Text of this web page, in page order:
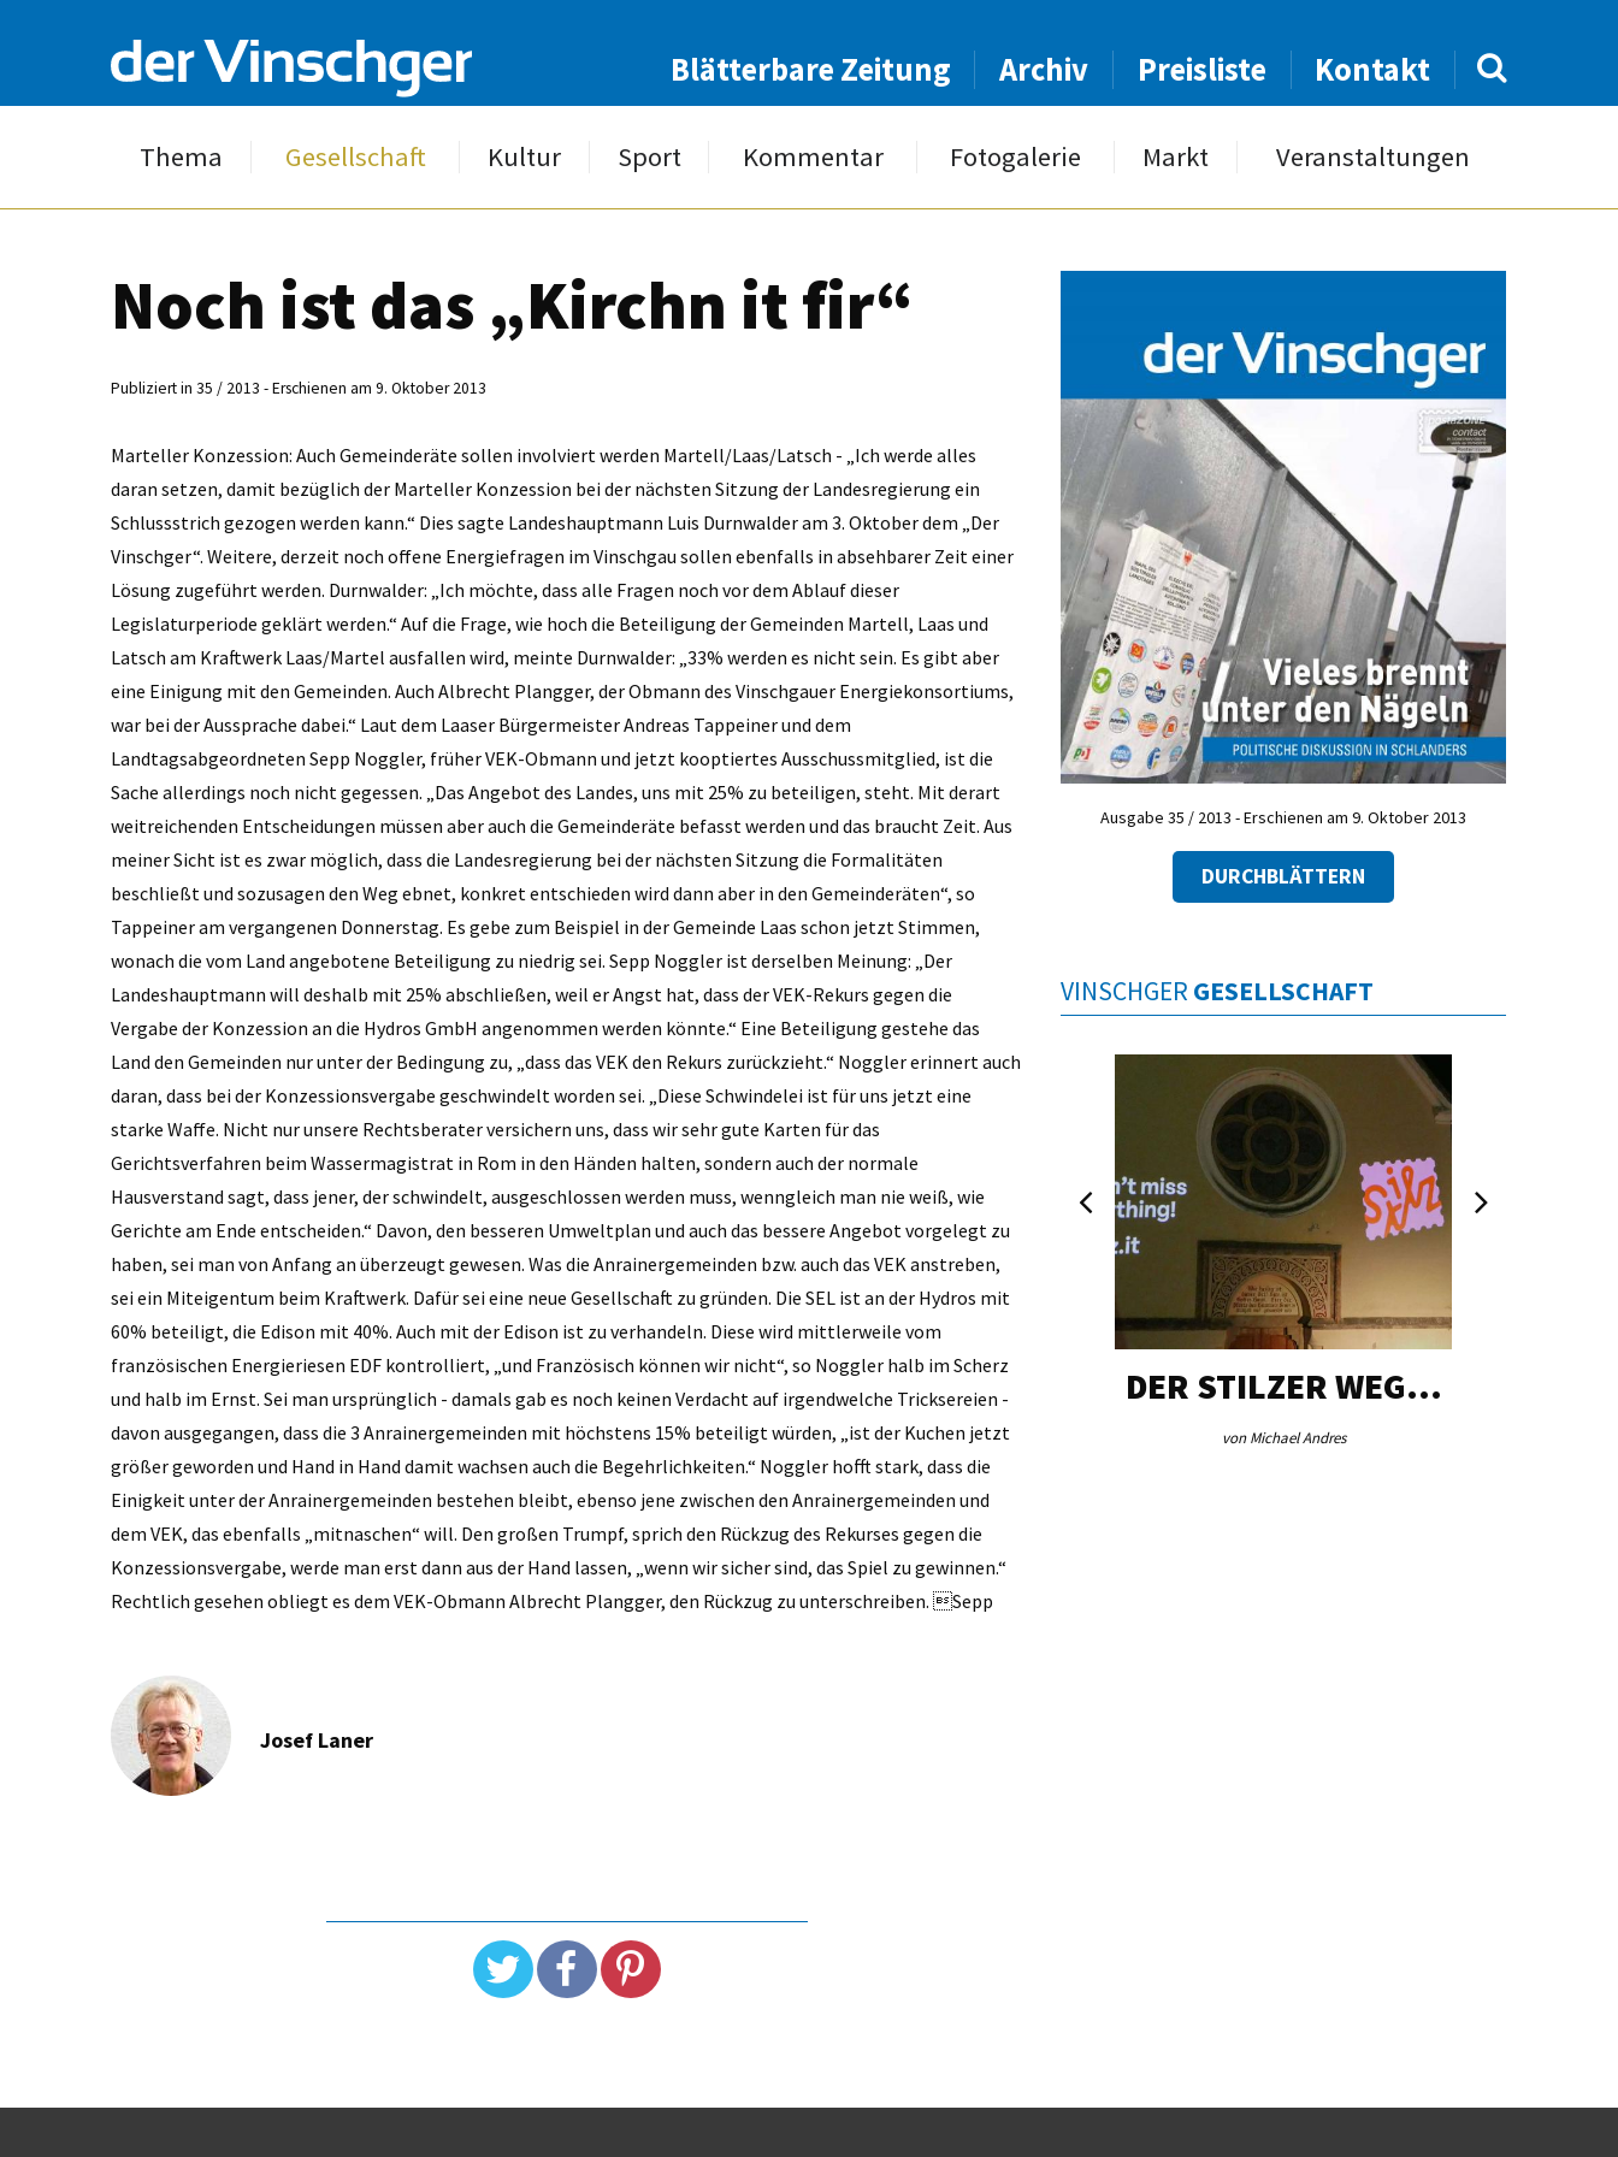
Blätterbare Zeitung Archiv Preisliste Kontakt
Thema Gesellschaft Kultur Sport Kommentar Fotogalerie Markt Veranstaltungen
Noch ist das „Kirchn it fir“
Publiziert in 35 / 2013 - Erschienen am 9. Oktober 2013
Marteller Konzession: Auch Gemeinderäte sollen involviert werden Martell/Laas/Latsch - „Ich werde alles
daran setzen, damit bezüglich der Marteller Konzession bei der nächsten Sitzung der Landesregierung ein
Schlussstrich gezogen werden kann.“ Dies sagte Landeshauptmann Luis Durnwalder am 3. Oktober dem „Der
Vinschger“. Weitere, derzeit noch offene Energiefragen im Vinschgau sollen ebenfalls in absehbarer Zeit einer
Lösung zugeführt werden. Durnwalder: „Ich möchte, dass alle Fragen noch vor dem Ablauf dieser
Legislaturperiode geklärt werden.“ Auf die Frage, wie hoch die Beteiligung der Gemeinden Martell, Laas und
Latsch am Kraftwerk Laas/Martel ausfallen wird, meinte Durnwalder: „33% werden es nicht sein. Es gibt aber
eine Einigung mit den Gemeinden. Auch Albrecht Plangger, der Obmann des Vinschgauer Energiekonsortiums,
war bei der Aussprache dabei.“ Laut dem Laaser Bürgermeister Andreas Tappeiner und dem
Landtagsabgeordneten Sepp Noggler, früher VEK-Obmann und jetzt kooptiertes Ausschussmitglied, ist die
Sache allerdings noch nicht gegessen. „Das Angebot des Landes, uns mit 25% zu beteiligen, steht. Mit derart
weitreichenden Entscheidungen müssen aber auch die Gemeinderäte befasst werden und das braucht Zeit. Aus
meiner Sicht ist es zwar möglich, dass die Landesregierung bei der nächsten Sitzung die Formalitäten
beschließt und sozusagen den Weg ebnet, konkret entschieden wird dann aber in den Gemeinderäten“, so
Tappeiner am vergangenen Donnerstag. Es gebe zum Beispiel in der Gemeinde Laas schon jetzt Stimmen,
wonach die vom Land angebotene Beteiligung zu niedrig sei. Sepp Noggler ist derselben Meinung: „Der
Landeshauptmann will deshalb mit 25% abschließen, weil er Angst hat, dass der VEK-Rekurs gegen die
Vergabe der Konzession an die Hydros GmbH angenommen werden könnte.“ Eine Beteiligung gestehe das
Land den Gemeinden nur unter der Bedingung zu, „dass das VEK den Rekurs zurückzieht.“ Noggler erinnert auch
daran, dass bei der Konzessionsvergabe geschwindelt worden sei. „Diese Schwindelei ist für uns jetzt eine
starke Waffe. Nicht nur unsere Rechtsberater versichern uns, dass wir sehr gute Karten für das
Gerichtsverfahren beim Wassermagistrat in Rom in den Händen halten, sondern auch der normale
Hausverstand sagt, dass jener, der schwindelt, ausgeschlossen werden muss, wenngleich man nie weiß, wie
Gerichte am Ende entscheiden.“ Davon, den besseren Umweltplan und auch das bessere Angebot vorgelegt zu
haben, sei man von Anfang an überzeugt gewesen. Was die Anrainergemeinden bzw. auch das VEK anstreben,
sei ein Miteigentum beim Kraftwerk. Dafür sei eine neue Gesellschaft zu gründen. Die SEL ist an der Hydros mit
60% beteiligt, die Edison mit 40%. Auch mit der Edison ist zu verhandeln. Diese wird mittlerweile vom
französischen Energieriesen EDF kontrolliert, „und Französisch können wir nicht“, so Noggler halb im Scherz
und halb im Ernst. Sei man ursprünglich - damals gab es noch keinen Verdacht auf ­irgendwelche Tricksereien -
davon ausgegangen, dass die 3 Anrainer­gemeinden mit höchstens 15% beteiligt würden, „ist der Kuchen jetzt
größer geworden und Hand in Hand damit wachsen auch die Begehrlichkeiten.“ Noggler hofft stark, dass die
Einigkeit unter der Anrainergemeinden bestehen bleibt, ebenso jene zwischen den Anrainergemeinden und
dem VEK, das ebenfalls „mitnaschen“ will. Den großen Trumpf, sprich den Rückzug des Rekurses gegen die
Konzessionsvergabe, werde man erst dann aus der Hand lassen, „wenn wir sicher sind, das Spiel zu gewinnen.“
Rechtlich gesehen obliegt es dem VEK-Obmann ­Albrecht Plangger, den Rückzug zu unterschreiben. Sepp
Josef Laner
Ausgabe 35 / 2013 - Erschienen am 9. Oktober 2013
DURCHBLÄTTERN
VINSCHGER GESELLSCHAFT
DER STILZER WEG…
von Michael Andres